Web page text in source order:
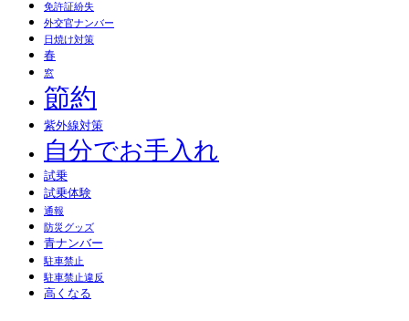
免許証紛失
外交官ナンバー
日焼け対策
春
窓
節約
紫外線対策
自分でお手入れ
試乗
試乗体験
通報
防災グッズ
青ナンバー
駐車禁止
駐車禁止違反
高くなる